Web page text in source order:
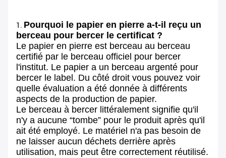
1. Pourquoi le papier en pierre a-t-il reçu un
berceau pour bercer le certificat ?
Le papier en pierre est berceau au berceau
certifié par le berceau officiel pour bercer
l'institut. Le papier a un berceau argenté pour
bercer le label. Du côté droit vous pouvez voir
quelle évaluation a été donnée à différents
aspects de la production de papier.
Le berceau à bercer littéralement signifie qu'il
n'y a aucune “tombe” pour le produit après qu'il
ait été employé. Le matériel n'a pas besoin de
ne laisser aucun déchets derrière après
utilisation, mais peut être correctement réutilisé.